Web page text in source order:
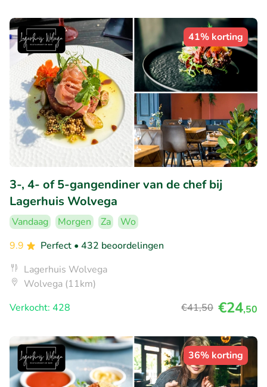
41% korting
3-, 4- of 5-gangendiner van de chef bij
Lagerhuis Wolvega
Vandaag Morgen Za
Wo
9.9
Perfect • 432 beoordelingen
Lagerhuis Wolvega
Wolvega (11km)
Verkocht: 428
€41,50 €24,50
36% korting